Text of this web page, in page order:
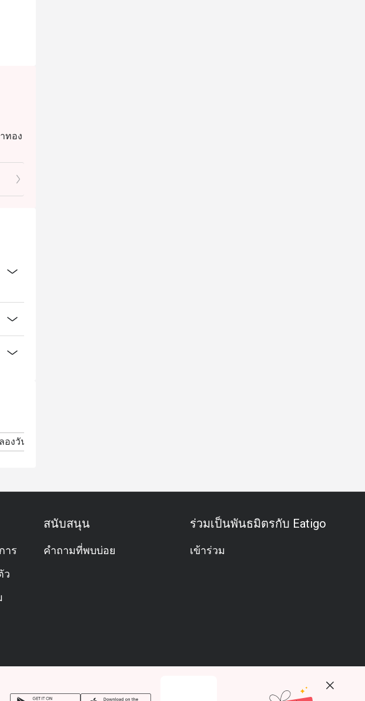
ทอง
น
องวันเกิด
าร
ว
สนับสนุน
คำถามที่พบบ่อย
ร่วมเป็นพันธมิตรกับ Eatigo
เข้าร่วม